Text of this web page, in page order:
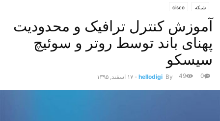
شبکه cisco
آموزش کنترل ترافیک و محدودیت
پهنای باند توسط روتر و سوئیچ
سیسکو
By
hellodigi
- ۱۷ اسفند, ۱۳۹۵ 0
49